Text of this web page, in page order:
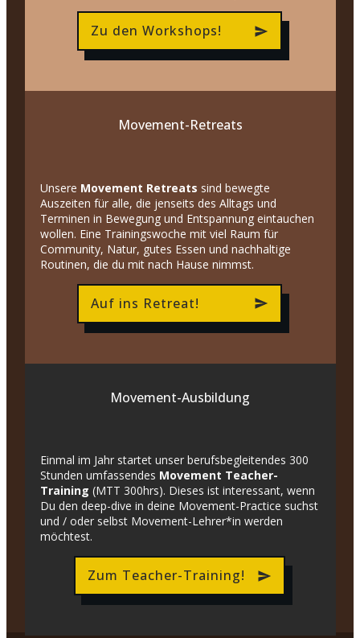
Zu den Workshops!
Movement-Retreats
Unsere Movement Retreats sind bewegte
Auszeiten für alle, die jenseits des Alltags und
Terminen in Bewegung und Entspannung eintauchen
wollen. Eine Trainingswoche mit viel Raum für
Community, Natur, gutes Essen und nachhaltige
Routinen, die du mit nach Hause nimmst.
Auf ins Retreat!
Movement-Ausbildung
Einmal im Jahr startet unser berufsbegleitendes 300
Stunden umfassendes Movement Teacher-
Training (MTT 300hrs). Dieses ist interessant, wenn
Du den deep-dive in deine Movement-Practice suchst
und / oder selbst Movement-Lehrer*in werden
möchtest.
Zum Teacher-Training!